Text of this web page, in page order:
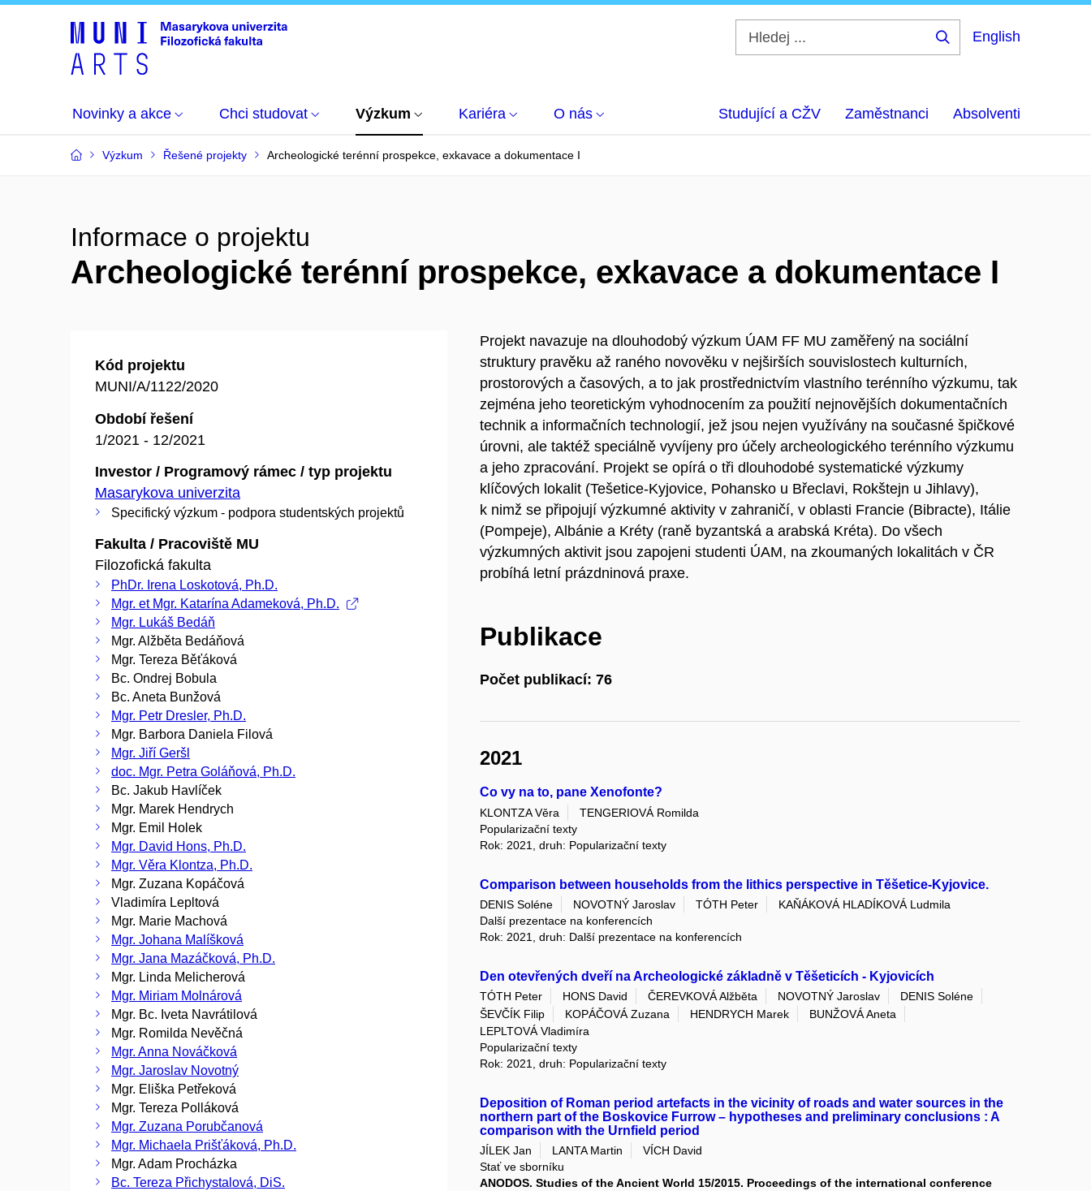
English
Novinky a akce Chci studovat Výzkum Kariéra O nás Studující a CŽV Zaměstnanci Absolventi
Výzkum Řešené projekty Archeologické terénní prospekce, exkavace a dokumentace I
Informace o projektu
Archeologické terénní prospekce, exkavace a dokumentace I
Kód projektu
MUNI/A/1122/2020
Období řešení
1/2021 - 12/2021
Investor / Programový rámec / typ projektu
Masarykova univerzita
Specifický výzkum - podpora studentských projektů
Fakulta / Pracoviště MU
Filozofická fakulta
PhDr. Irena Loskotová, Ph.D.
Mgr. et Mgr. Katarína Adameková, Ph.D.
Mgr. Lukáš Bedáň
Mgr. Alžběta Bedáňová
Mgr. Tereza Běťáková
Bc. Ondrej Bobula
Bc. Aneta Bunžová
Mgr. Petr Dresler, Ph.D.
Mgr. Barbora Daniela Filová
Mgr. Jiří Geršl
doc. Mgr. Petra Goláňová, Ph.D.
Bc. Jakub Havlíček
Mgr. Marek Hendrych
Mgr. Emil Holek
Mgr. David Hons, Ph.D.
Mgr. Věra Klontza, Ph.D.
Mgr. Zuzana Kopáčová
Vladimíra Lepltová
Mgr. Marie Machová
Mgr. Johana Malíšková
Mgr. Jana Mazáčková, Ph.D.
Mgr. Linda Melicherová
Mgr. Miriam Molnárová
Mgr. Bc. Iveta Navrátilová
Mgr. Romilda Nevěčná
Mgr. Anna Nováčková
Mgr. Jaroslav Novotný
Mgr. Eliška Petřeková
Mgr. Tereza Polláková
Mgr. Zuzana Porubčanová
Mgr. Michaela Prišťáková, Ph.D.
Mgr. Adam Procházka
Bc. Tereza Přichystalová, DiS.
Projekt navazuje na dlouhodobý výzkum ÚAM FF MU zaměřený na sociální
struktury pravěku až raného novověku v nejširších souvislostech kulturních,
prostorových a časových, a to jak prostřednictvím vlastního terénního výzkumu, tak
zejména jeho teoretickým vyhodnocením za použití nejnovějších dokumentačních
technik a informačních technologií, jež jsou nejen využívány na současné špičkové
úrovni, ale taktéž speciálně vyvíjeny pro účely archeologického terénního výzkumu
a jeho zpracování. Projekt se opírá o tři dlouhodobé systematické výzkumy
klíčových lokalit (Tešetice-Kyjovice, Pohansko u Břeclavi, Rokštejn u Jihlavy),
k nimž se připojují výzkumné aktivity v zahraničí, v oblasti Francie (Bibracte), Itálie
(Pompeje), Albánie a Kréty (raně byzantská a arabská Kréta). Do všech
výzkumných aktivit jsou zapojeni studenti ÚAM, na zkoumaných lokalitách v ČR
probíhá letní prázdninová praxe.
Publikace
Počet publikací: 76
2021
Co vy na to, pane Xenofonte?
KLONTZA Věra
TENGERIOVÁ Romilda
Popularizační texty
Rok: 2021, druh: Popularizační texty
Comparison between households from the lithics perspective in Těšetice-Kyjovice.
DENIS Soléne NOVOTNÝ Jaroslav TÓTH Peter
KAŇÁKOVÁ HLADÍKOVÁ Ludmila
Další prezentace na konferencích
Rok: 2021, druh: Další prezentace na konferencích
Den otevřených dveří na Archeologické základně v Těšeticích - Kyjovicích
TÓTH Peter HONS David ČEREVKOVÁ Alžběta NOVOTNÝ Jaroslav
DENIS Soléne
ŠEVČÍK Filip
KOPÁČOVÁ Zuzana HENDRYCH Marek
BUNŽOVÁ Aneta
LEPLTOVÁ Vladimíra
Popularizační texty
Rok: 2021, druh: Popularizační texty
Deposition of Roman period artefacts in the vicinity of roads and water sources in the
northern part of the Boskovice Furrow – hypotheses and preliminary conclusions : A
comparison with the Urnfield period
JÍLEK Jan LANTA Martin
VÍCH David
Stať ve sborníku
ANODOS. Studies of the Ancient World 15/2015. Proceedings of the international conference